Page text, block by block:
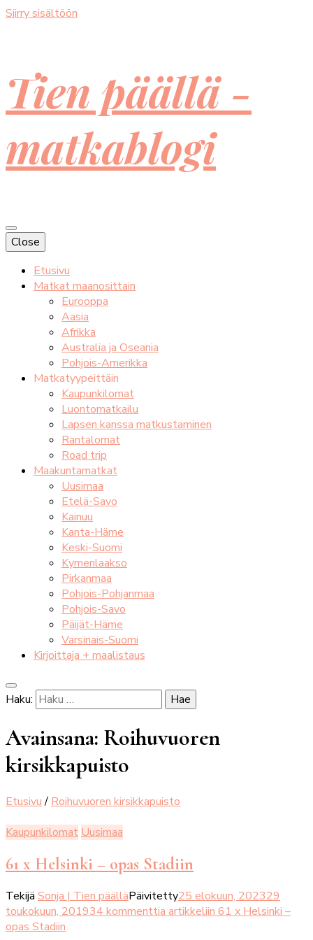
Siirry sisältöön
Tien päällä -
matkablogi
Close
Etusivu
Matkat maanosittain
Eurooppa
Aasia
Afrikka
Australia ja Oseania
Pohjois-Amerikka
Matkatyypeittäin
Kaupunkilomat
Luontomatkailu
Lapsen kanssa matkustaminen
Rantalomat
Road trip
Maakuntamatkat
Uusimaa
Etelä-Savo
Kainuu
Kanta-Häme
Keski-Suomi
Kymenlaakso
Pirkanmaa
Pohjois-Pohjanmaa
Pohjois-Savo
Päijät-Häme
Varsinais-Suomi
Kirjoittaja + maalistaus
Haku:
Avainsana: Roihuvuoren
kirsikkapuisto
Etusivu / Roihuvuoren kirsikkapuisto
Kaupunkilomat Uusimaa
61 x Helsinki – opas Stadiin
Tekijä Sonja | Tien päälläPäivitetty25 elokuun, 202329
toukokuun, 201934 kommenttia artikkeliin 61 x Helsinki –
opas Stadiin